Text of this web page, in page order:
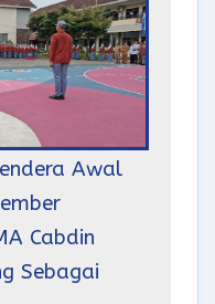
Awal
Cabdin
Sebagai